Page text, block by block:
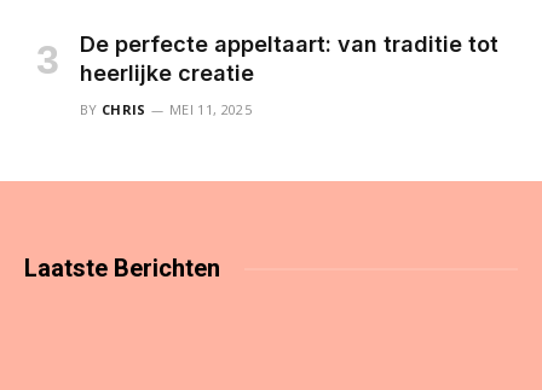
De perfecte appeltaart: van traditie tot
heerlijke creatie
BY CHRIS MEI 11, 2025
Laatste Berichten